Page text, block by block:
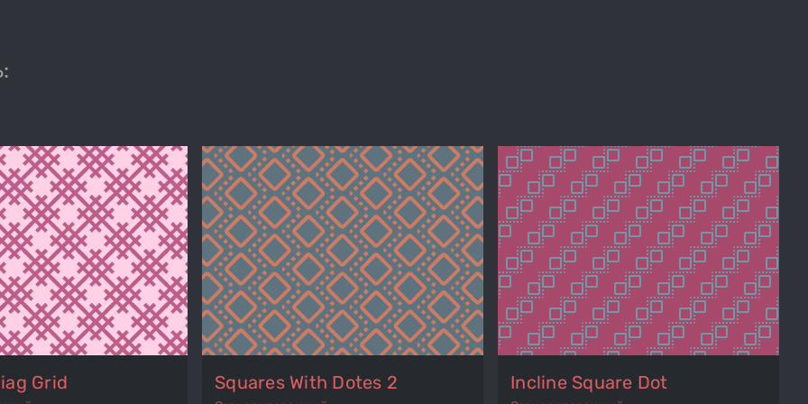
Grid Squares With Dotes 2 Incline Square Dot